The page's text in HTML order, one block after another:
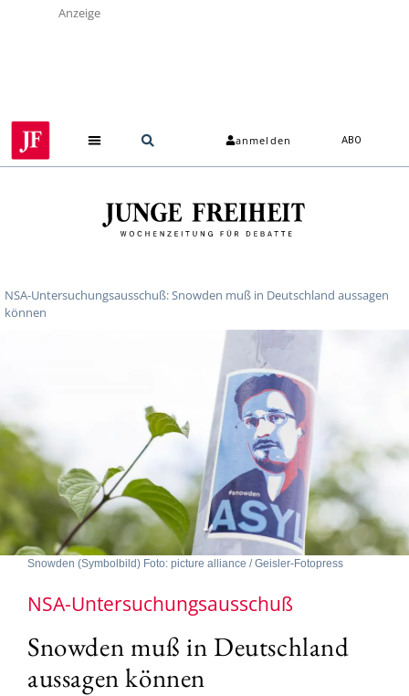
Anzeige
anmelden ABO
NSA-Untersuchungsausschuß: Snowden muß in Deutschland aussagen
können
Snowden (Symbolbild) Foto: picture alliance / Geisler-Fotopress
NSA-Untersuchungsausschuß
Snowden muß in Deutschland
aussagen können